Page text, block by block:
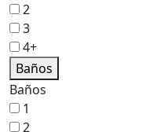
2
3
4+
Baños
Baños
1
2